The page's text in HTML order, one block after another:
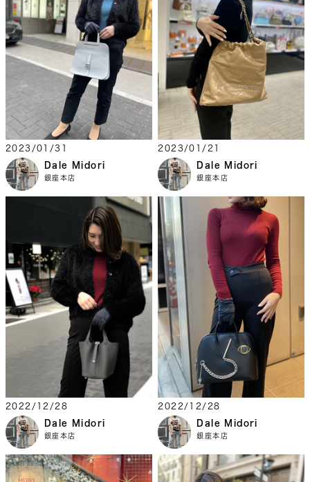
2023/01/31
Dale Midori
銀座本店
2023/01/21
Dale Midori
銀座本店
2022/12/28
Dale Midori
銀座本店
2022/12/28
Dale Midori
銀座本店